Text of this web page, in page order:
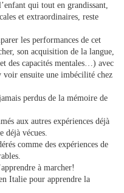
qui tout en grandissant,
et extraordinaires, reste
les performances de cet
son acquisition de la langue,
des capacités mentales…) avec
voir ensuite une imbécilité chez
perdus de la mémoire de
aux autres expériences déjà
déjà vécues.
comme des expériences de
à marcher!
Italie pour apprendre la